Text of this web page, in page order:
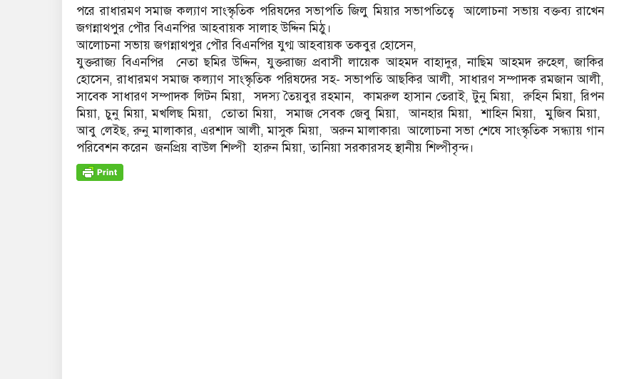
পরে রাধারমণ সমাজ কল্যাণ সাংস্কৃতিক পরিষদের সভাপতি জিলু মিয়ার সভাপতিত্বে আলোচনা সভায় বক্তব্য রাখেন
জগন্নাথপুর পৌর বিএনপির আহবায়ক সালাহ উদ্দিন মিঠু।
আলোচনা সভায় জগন্নাথপুর পৌর বিএনপির যুগ্ম আহবায়ক তকবুর হোসেন,
যুক্তরাজ্য বিএনপির নেতা ছমির উদ্দিন, যুক্তরাজ্য প্রবাসী লায়েক আহমদ বাহাদুর, নাছিম আহমদ রুহেল, জাকির
হোসেন, রাধারমণ সমাজ কল্যাণ সাংস্কৃতিক পরিষদের সহ- সভাপতি আছকির আলী, সাধারণ সম্পাদক রমজান আলী,
সাবেক সাধারণ সম্পাদক লিটন মিয়া, সদস্য তৈয়বুর রহমান, কামরুল হাসান তেরাই, টুনু মিয়া, রুহিন মিয়া, রিপন
মিয়া, চুনু মিয়া, মখলিছ মিয়া, তোতা মিয়া, সমাজ সেবক জেবু মিয়া, আনহার মিয়া, শাহিন মিয়া, মুজিব মিয়া,
আবু লেইছ, রুনু মালাকার, এরশাদ আলী, মাসুক মিয়া, অরুন মালাকার৷ আলোচনা সভা শেষে সাংস্কৃতিক সন্ধ্যায় গান
পরিবেশন করেন জনপ্রিয় বাউল শিল্পী হারুন মিয়া, তানিয়া সরকারসহ স্থানীয় শিল্পীবৃন্দ।